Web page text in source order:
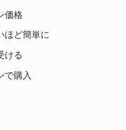
価格
ほど簡単に
ける
で購入